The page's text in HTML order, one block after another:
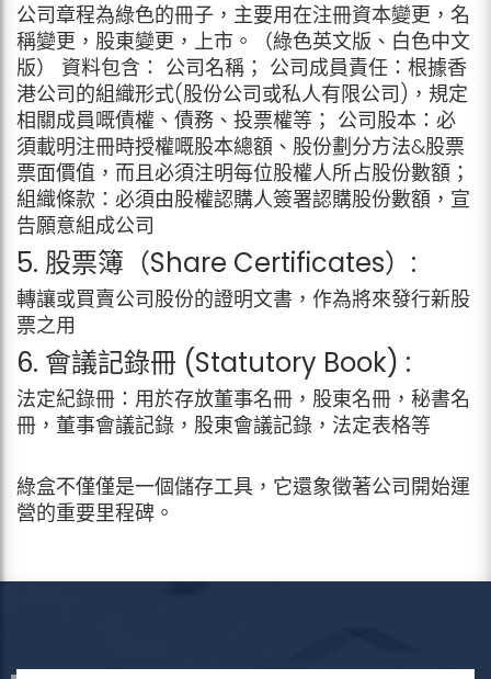
公司章程為綠色的冊子，主要用在注冊資本變更，名
稱變更，股東變更，上市。（綠色英文版、白色中文
版） 資料包含： 公司名稱； 公司成員責任：根據香
港公司的組織形式(股份公司或私人有限公司)，規定
相關成員嘅債權、債務、投票權等； 公司股本：必
須載明注冊時授權嘅股本總額、股份劃分方法&股票
票面價值，而且必須注明每位股權人所占股份數額；
組織條款：必須由股權認購人簽署認購股份數額，宣
告願意組成公司
5. 股票簿（Share Certificates）:
轉讓或買賣公司股份的證明文書，作為將來發行新股
票之用
6. 會議記錄冊 (Statutory Book) :
法定紀錄冊：用於存放董事名冊，股東名冊，秘書名
冊，董事會議記錄，股東會議記錄，法定表格等
綠盒不僅僅是一個儲存工具，它還象徵著公司開始運
營的重要里程碑。